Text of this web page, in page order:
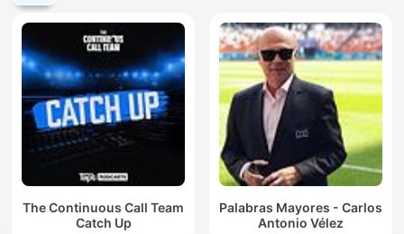
The Continuous Call Team
Catch Up
Palabras Mayores - Carlos
Antonio Vélez